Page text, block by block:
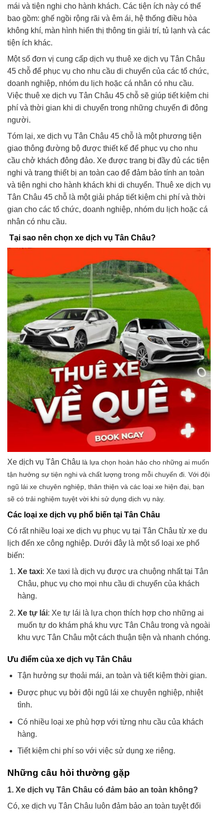
mái và tiện nghi cho hành khách. Các tiện ích này có thể
bao gồm: ghế ngồi rộng rãi và êm ái, hệ thống điều hòa
không khí, màn hình hiển thị thông tin giải trí, tủ lạnh và các
tiện ích khác.
Một số đơn vị cung cấp dịch vụ thuê xe dịch vụ Tân Châu
45 chỗ để phục vụ cho nhu cầu di chuyển của các tổ chức,
doanh nghiệp, nhóm du lịch hoặc cá nhân có nhu cầu.
Việc thuê xe dịch vụ Tân Châu 45 chỗ sẽ giúp tiết kiệm chi
phí và thời gian khi di chuyển trong những chuyến đi đông
người.
Tóm lại, xe dịch vụ Tân Châu 45 chỗ là một phương tiện
giao thông đường bộ được thiết kế để phục vụ cho nhu
cầu chở khách đông đảo. Xe được trang bị đầy đủ các tiện
nghi và trang thiết bị an toàn cao để đảm bảo tính an toàn
và tiện nghi cho hành khách khi di chuyển. Thuê xe dịch vụ
Tân Châu 45 chỗ là một giải pháp tiết kiệm chi phí và thời
gian cho các tổ chức, doanh nghiệp, nhóm du lịch hoặc cá
nhân có nhu cầu.
Tại sao nên chọn xe dịch vụ Tân Châu?
Xe dịch vụ Tân Châu là lựa chọn hoàn hảo cho những ai muốn
tận hưởng sự tiện nghi và chất lượng trong mỗi chuyến đi. Với đội
ngũ lái xe chuyên nghiệp, thân thiện và các loại xe hiện đại, bạn
sẽ có trải nghiệm tuyệt vời khi sử dụng dịch vụ này.
Các loại xe dịch vụ phổ biến tại Tân Châu
Có rất nhiều loại xe dịch vụ phục vụ tại Tân Châu từ xe du
lịch đến xe công nghiệp. Dưới đây là một số loại xe phổ
biến:
Xe taxi: Xe taxi là dịch vụ được ưa chuộng nhất tại Tân
Châu, phục vụ cho mọi nhu cầu di chuyển của khách
hàng.
Xe tự lái: Xe tự lái là lựa chọn thích hợp cho những ai
muốn tự do khám phá khu vực Tân Châu trong và ngoài
khu vực Tân Châu một cách thuận tiện và nhanh chóng.
Ưu điểm của xe dịch vụ Tân Châu
Tận hưởng sự thoải mái, an toàn và tiết kiệm thời gian.
Được phục vụ bởi đội ngũ lái xe chuyên nghiệp, nhiệt
tình.
Có nhiều loại xe phù hợp với từng nhu cầu của khách
hàng.
Tiết kiệm chi phí so với việc sử dụng xe riêng.
Những câu hỏi thường gặp
1. Xe dịch vụ Tân Châu có đảm bảo an toàn không?
Có, xe dịch vụ Tân Châu luôn đảm bảo an toàn tuyệt đối